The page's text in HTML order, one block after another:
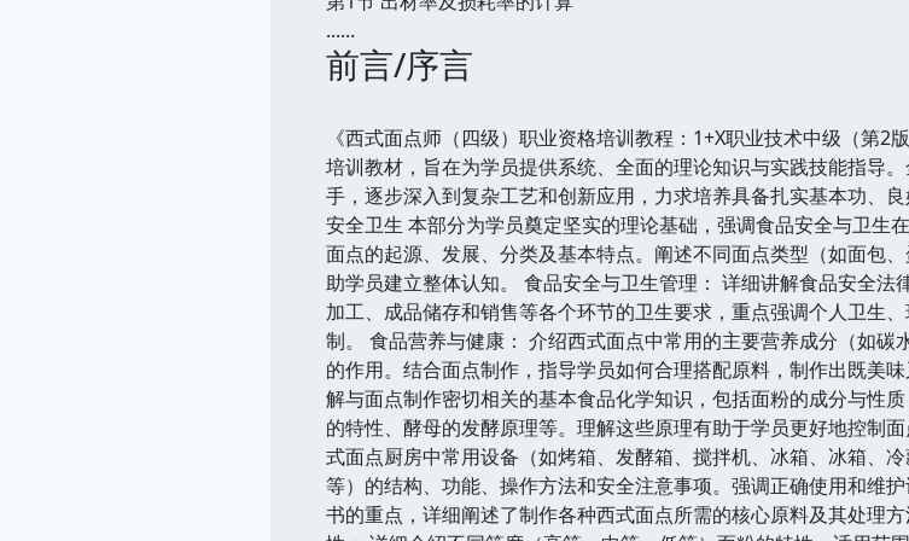
......
前言/序言
《西式面点师（四级）职业资格培训教程：1+X职业技术中级（第
培训教材，旨在为学员提供系统、全面的理论知识与实践技能指导
手，逐步深入到复杂工艺和创新应用，力求培养具备扎实基本功、
安全卫生 本部分为学员奠定坚实的理论基础，强调食品安全与卫生
面点的起源、发展、分类及基本特点。阐述不同面点类型（如面包
助学员建立整体认知。 食品安全与卫生管理： 详细讲解食品安全法
加工、成品储存和销售等各个环节的卫生要求，重点强调个人卫生
制。 食品营养与健康： 介绍西式面点中常用的主要营养成分（如
的作用。结合面点制作，指导学员如何合理搭配原料，制作出既美
解与面点制作密切相关的基本食品化学知识，包括面粉的成分与性
的特性、酵母的发酵原理等。理解这些原理有助于学员更好地控制
式面点厨房中常用设备（如烤箱、发酵箱、搅拌机、冰箱、冰箱、
等）的结构、功能、操作方法和安全注意事项。强调正确使用和维
书的重点，详细阐述了制作各种西式面点所需的核心原料及其处理